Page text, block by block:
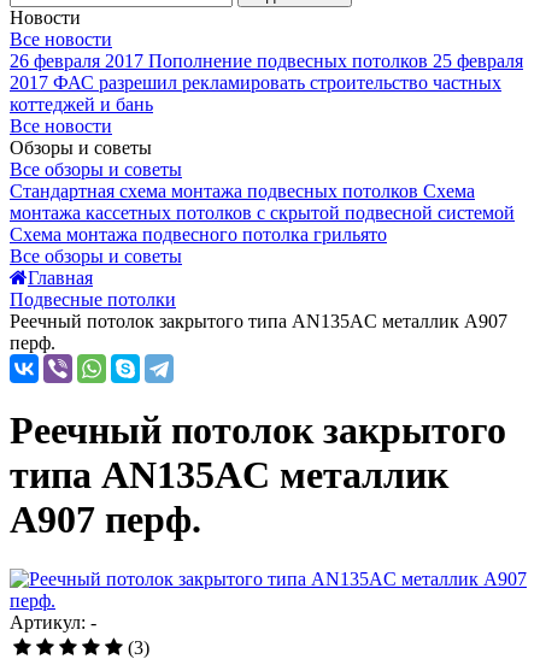
Новости
Все новости
26 февраля 2017 Пополнение подвесных потолков 25 февраля
2017 ФАС разрешил рекламировать строительство частных
коттеджей и бань
Все новости
Обзоры и советы
Все обзоры и советы
Стандартная схема монтажа подвесных потолков Схема
монтажа кассетных потолков с скрытой подвесной системой
Схема монтажа подвесного потолка грильято
Все обзоры и советы
Главная
Подвесные потолки
Реечный потолок закрытого типа AN135AС металлик А907
перф.
Реечный потолок закрытого
типа AN135AС металлик
А907 перф.
Артикул: -
(3)